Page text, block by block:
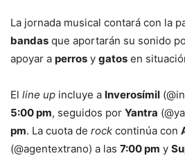
La jornada musical contará con la
bandas que aportarán su sonido
apoyar a perros y gatos en
El line up incluye a Inverosímil
5:00 pm, seguidos por Yantra
pm. La cuota de rock continúa con
(@agentextrano) a las 7:00 pm y